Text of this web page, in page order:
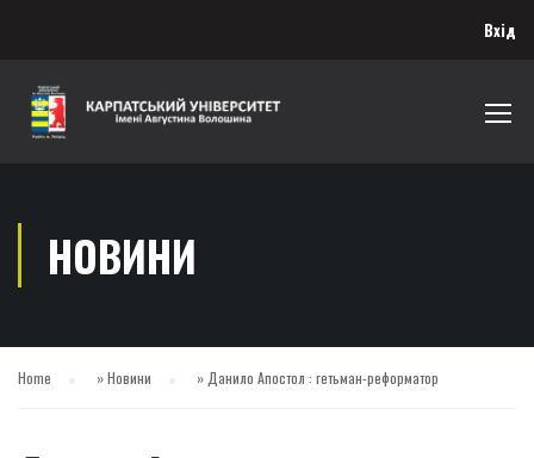
Вхід
НОВИНИ
Home »Новини » Данило Апостол : гетьман-реформатор